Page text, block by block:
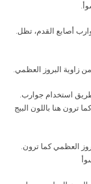
زاوية البروز العظمي
ترون هنا باللون البيج